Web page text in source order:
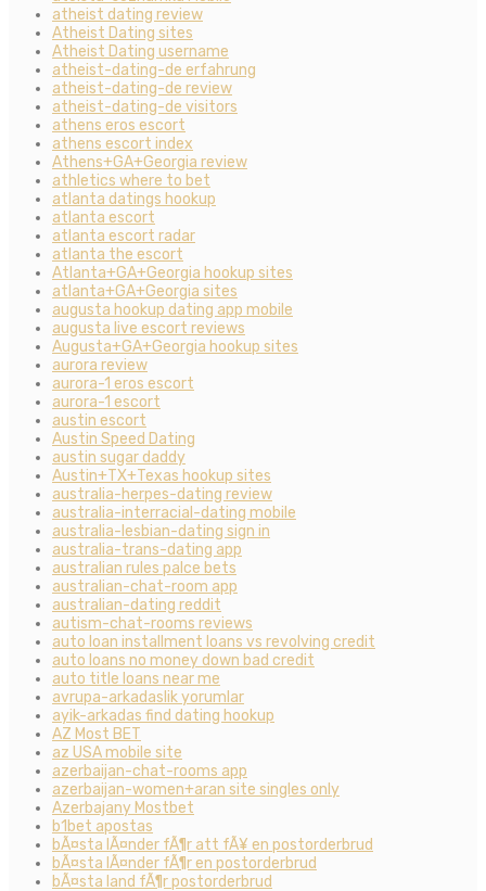
atheist dating review
Atheist Dating sites
Atheist Dating username
atheist-dating-de erfahrung
atheist-dating-de review
atheist-dating-de visitors
athens eros escort
athens escort index
Athens+GA+Georgia review
athletics where to bet
atlanta datings hookup
atlanta escort
atlanta escort radar
atlanta the escort
Atlanta+GA+Georgia hookup sites
atlanta+GA+Georgia sites
augusta hookup dating app mobile
augusta live escort reviews
Augusta+GA+Georgia hookup sites
aurora review
aurora-1 eros escort
aurora-1 escort
austin escort
Austin Speed Dating
austin sugar daddy
Austin+TX+Texas hookup sites
australia-herpes-dating review
australia-interracial-dating mobile
australia-lesbian-dating sign in
australia-trans-dating app
australian rules palce bets
australian-chat-room app
australian-dating reddit
autism-chat-rooms reviews
auto loan installment loans vs revolving credit
auto loans no money down bad credit
auto title loans near me
avrupa-arkadaslik yorumlar
ayik-arkadas find dating hookup
AZ Most BET
az USA mobile site
azerbaijan-chat-rooms app
azerbaijan-women+aran site singles only
Azerbajany Mostbet
b1bet apostas
bÃ¤sta lÃ¤nder fÃ¶r att fÃ¥ en postorderbrud
bÃ¤sta lÃ¤nder fÃ¶r en postorderbrud
bÃ¤sta land fÃ¶r postorderbrud